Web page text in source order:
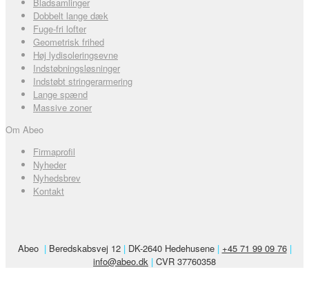
Dobbelt lange dæk
Fuge-fri lofter
Geometrisk frihed
Høj lydisoleringsevne
Indstøbningsløsninger
Indstøbt stringerarmering
Lange spænd
Massive zoner
Om Abeo
Firmaprofil
Nyheder
Nyhedsbrev
Kontakt
Abeo |Beredskabsvej 12 |DK-2640 Hedehusene | +45 71 99 09 76 |
info@abeo.dk | CVR 37760358